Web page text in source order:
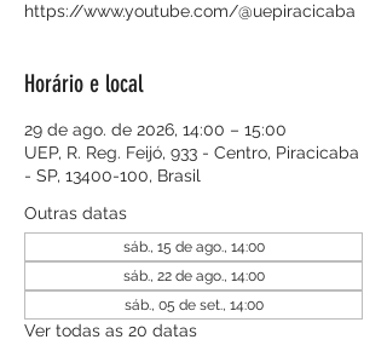
https://www.youtube.com/@uepiracicaba
Horário e local
29 de ago. de 2026, 14:00 – 15:00
UEP, R. Reg. Feijó, 933 - Centro, Piracicaba
- SP, 13400-100, Brasil
Outras datas
sáb., 15 de ago., 14:00
sáb., 22 de ago., 14:00
sáb., 05 de set., 14:00
Ver todas as 20 datas